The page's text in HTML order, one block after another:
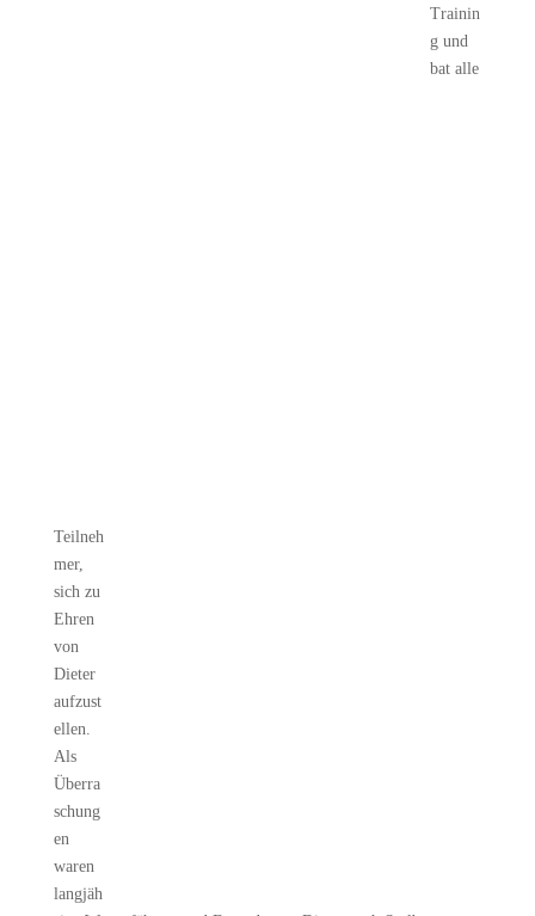
Trainin
g und
bat alle
Teilneh
mer,
sich zu
Ehren
von
Dieter
aufzust
ellen.
Als
Überra
schung
en
waren
langjäh